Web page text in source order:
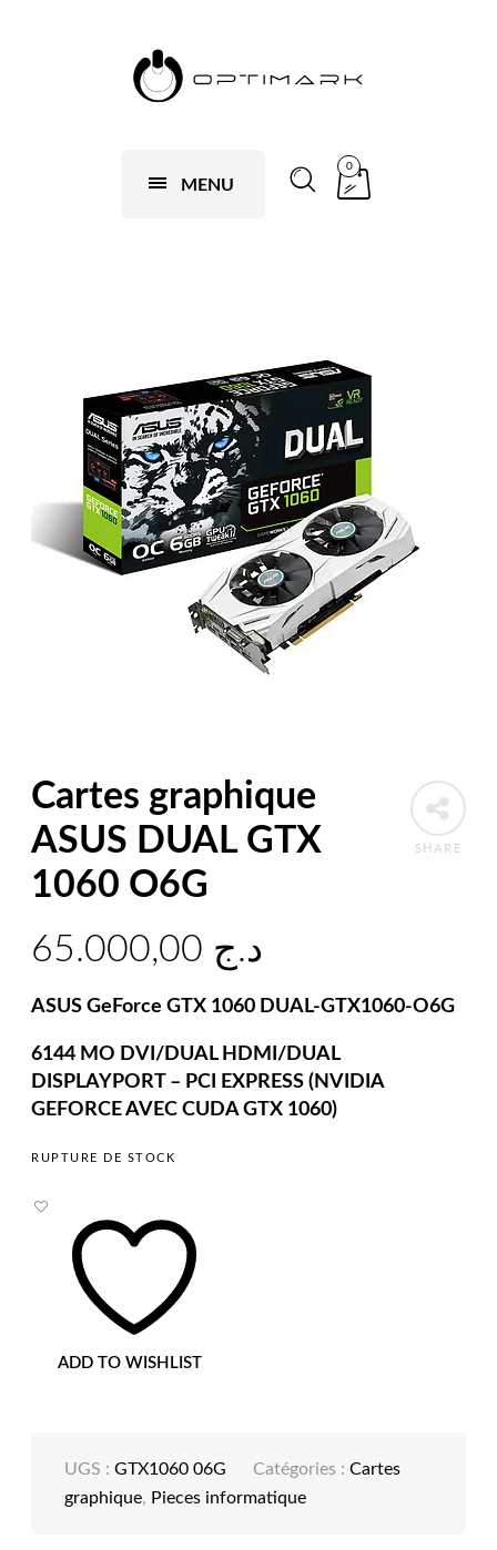
MENU
0
SHARE
Cartes graphique
ASUS DUAL GTX
1060 O6G
د.ج
ASUS GeForce GTX 1060 DUAL-GTX1060-O6G
6144 MO DVI/DUAL HDMI/DUAL
DISPLAYPORT – PCI EXPRESS (NVIDIA
GEFORCE AVEC CUDA GTX 1060)
RUPTURE DE STOCK
ADD TO WISHLIST
UGS :GTX1060 06G Catégories :Cartes
graphique, Pieces informatique